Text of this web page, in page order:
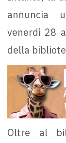
annuncia
venerdì 28
della
Oltre al